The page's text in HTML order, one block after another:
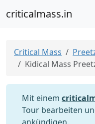
criticalmass.in
Critical Mass
Kidical Mass
Mit einem
Tour bearbeiten